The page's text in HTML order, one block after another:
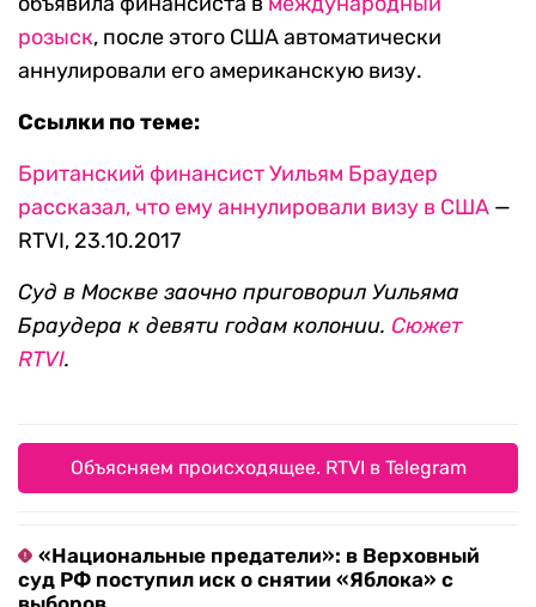
розыск, после этого США автоматически
аннулировали его американскую визу.
Ссылки по теме:
Британский финансист Уильям Браудер
рассказал, что ему аннулировали визу в США —
RTVI, 23.10.2017
Суд в Москве заочно приговорил Уильяма
Браудера к девяти годам колонии. Сюжет
RTVI.
Объясняем происходящее. RTVI в Telegram
«Национальные предатели»: в Верховный
суд РФ поступил иск о снятии «Яблока» с